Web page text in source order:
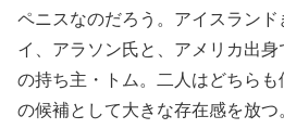
ペニスなのだろう。アイスラン
イ、アラソン氏と、アメリカ出
の持ち主・トム。二人はどちら
の候補として大きな存在感を放